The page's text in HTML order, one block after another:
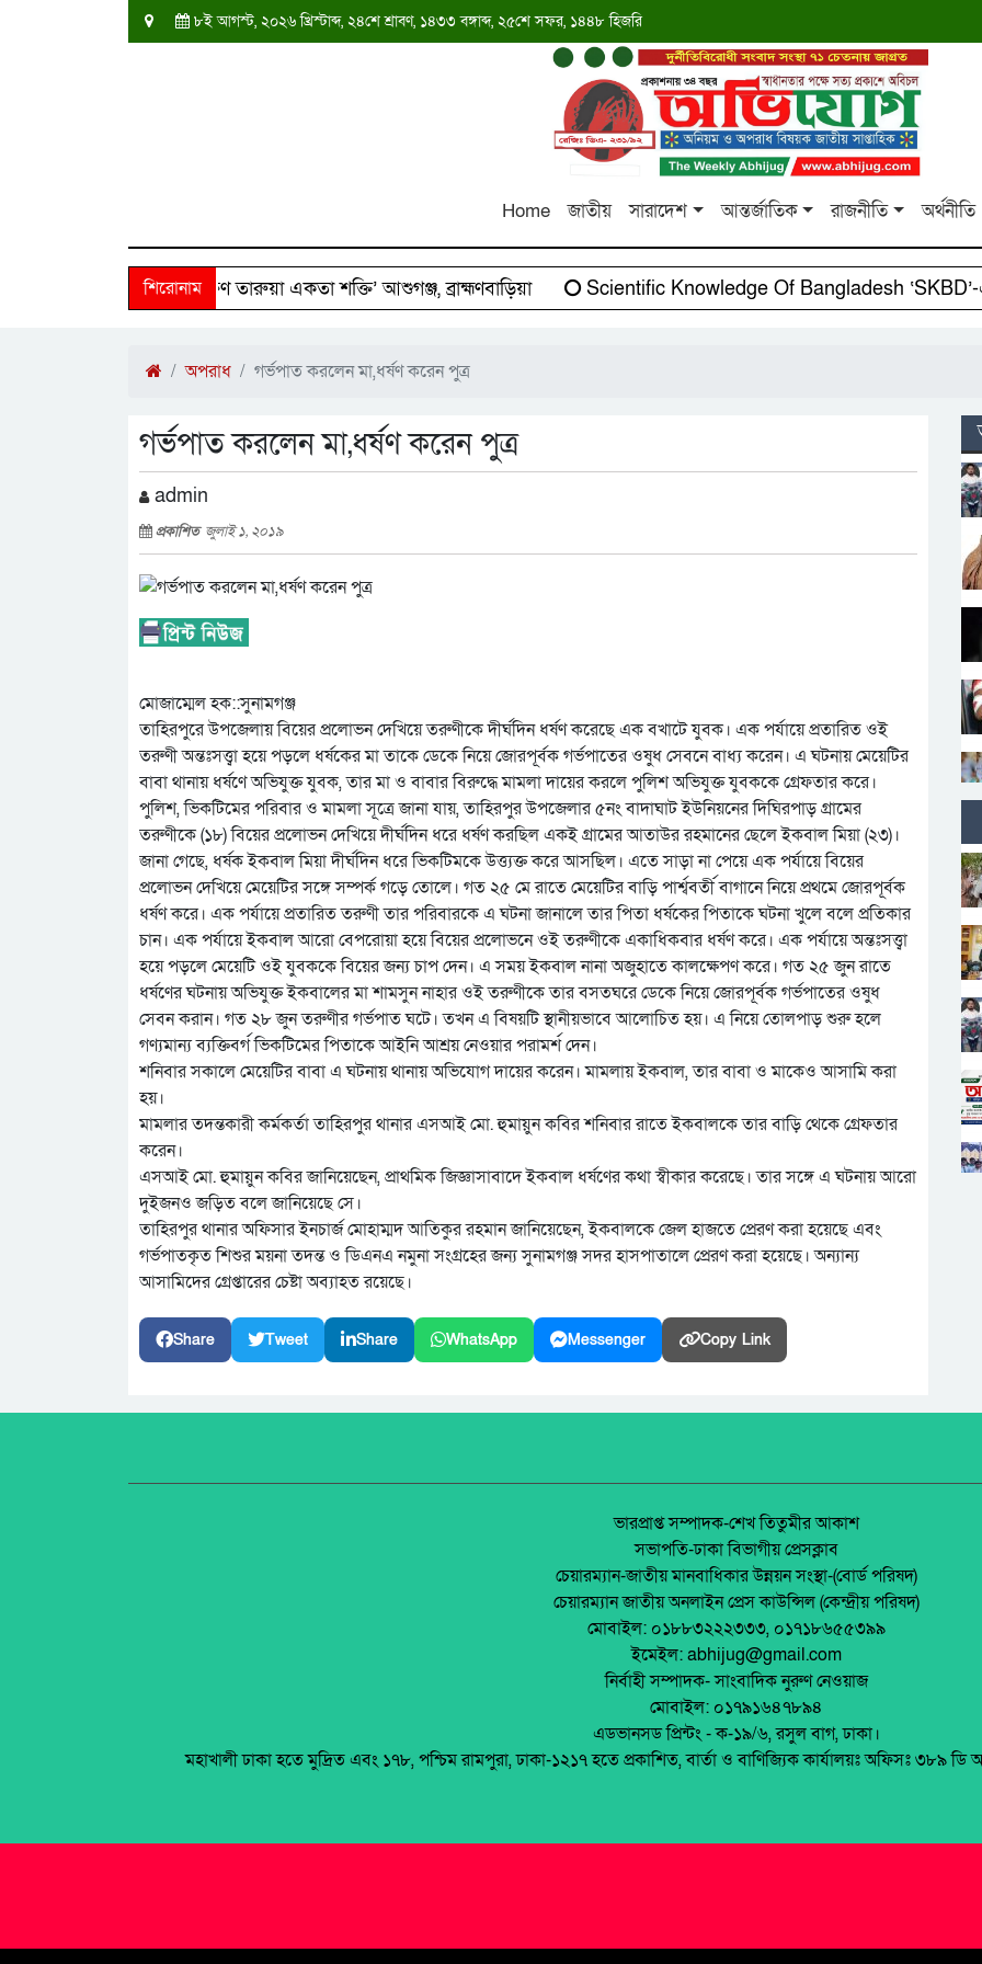
৮ই আগস্ট, ২০২৬ খ্রিস্টাব্দ, ২৪শে শ্রাবণ, ১৪৩৩ বঙ্গাব্দ, ২৫শে সফর, ১৪৪৮ হিজরি
Home জাতীয় সারাদেশ আন্তর্জাতিক রাজনীতি অর্থনীতি
শিরোনাম
পরিবারের পাশে ‘দক্ষিণ তারুয়া একতা শক্তি’ আশুগঞ্জ, ব্রাহ্মণবাড়িয়া Scientific Knowledge Of Bangladesh ‘SKBD’-এর
অপরাধ গর্ভপাত করলেন মা,ধর্ষণ করেন পুত্র
গর্ভপাত করলেন মা,ধর্ষণ করেন পুত্র
admin
প্রকাশিত জুলাই ১, ২০১৯
মোজাম্মেল হক::সুনামগঞ্জ
তাহিরপুরে উপজেলায় বিয়ের প্রলোভন দেখিয়ে তরুণীকে দীর্ঘদিন ধর্ষণ করেছে এক বখাটে যুবক। এক পর্যায়ে প্রতারিত ওই
তরুণী অন্তঃসত্ত্বা হয়ে পড়লে ধর্ষকের মা তাকে ডেকে নিয়ে জোরপূর্বক গর্ভপাতের ওষুধ সেবনে বাধ্য করেন। এ ঘটনায় মেয়েটির
বাবা থানায় ধর্ষণে অভিযুক্ত যুবক, তার মা ও বাবার বিরুদ্ধে মামলা দায়ের করলে পুলিশ অভিযুক্ত যুবককে গ্রেফতার করে।
পুলিশ, ভিকটিমের পরিবার ও মামলা সূত্রে জানা যায়, তাহিরপুর উপজেলার ৫নং বাদাঘাট ইউনিয়নের দিঘিরপাড় গ্রামের
তরুণীকে (১৮) বিয়ের প্রলোভন দেখিয়ে দীর্ঘদিন ধরে ধর্ষণ করছিল একই গ্রামের আতাউর রহমানের ছেলে ইকবাল মিয়া (২৩)।
জানা গেছে, ধর্ষক ইকবাল মিয়া দীর্ঘদিন ধরে ভিকটিমকে উত্ত্যক্ত করে আসছিল। এতে সাড়া না পেয়ে এক পর্যায়ে বিয়ের
প্রলোভন দেখিয়ে মেয়েটির সঙ্গে সম্পর্ক গড়ে তোলে। গত ২৫ মে রাতে মেয়েটির বাড়ি পার্শ্ববর্তী বাগানে নিয়ে প্রথমে জোরপূর্বক
ধর্ষণ করে। এক পর্যায়ে প্রতারিত তরুণী তার পরিবারকে এ ঘটনা জানালে তার পিতা ধর্ষকের পিতাকে ঘটনা খুলে বলে প্রতিকার
চান। এক পর্যায়ে ইকবাল আরো বেপরোয়া হয়ে বিয়ের প্রলোভনে ওই তরুণীকে একাধিকবার ধর্ষণ করে। এক পর্যায়ে অন্তঃসত্ত্বা
হয়ে পড়লে মেয়েটি ওই যুবককে বিয়ের জন্য চাপ দেন। এ সময় ইকবাল নানা অজুহাতে কালক্ষেপণ করে। গত ২৫ জুন রাতে
ধর্ষণের ঘটনায় অভিযুক্ত ইকবালের মা শামসুন নাহার ওই তরুণীকে তার বসতঘরে ডেকে নিয়ে জোরপূর্বক গর্ভপাতের ওষুধ
সেবন করান। গত ২৮ জুন তরুণীর গর্ভপাত ঘটে। তখন এ বিষয়টি স্থানীয়ভাবে আলোচিত হয়। এ নিয়ে তোলপাড় শুরু হলে
গণ্যমান্য ব্যক্তিবর্গ ভিকটিমের পিতাকে আইনি আশ্রয় নেওয়ার পরামর্শ দেন।
শনিবার সকালে মেয়েটির বাবা এ ঘটনায় থানায় অভিযোগ দায়ের করেন। মামলায় ইকবাল, তার বাবা ও মাকেও আসামি করা
হয়।
মামলার তদন্তকারী কর্মকর্তা তাহিরপুর থানার এসআই মো. হুমায়ুন কবির শনিবার রাতে ইকবালকে তার বাড়ি থেকে গ্রেফতার
করেন।
এসআই মো. হুমায়ুন কবির জানিয়েছেন, প্রাথমিক জিজ্ঞাসাবাদে ইকবাল ধর্ষণের কথা স্বীকার করেছে। তার সঙ্গে এ ঘটনায় আরো
দুইজনও জড়িত বলে জানিয়েছে সে।
তাহিরপুর থানার অফিসার ইনচার্জ মোহাম্মদ আতিকুর রহমান জানিয়েছেন, ইকবালকে জেল হাজতে প্রেরণ করা হয়েছে এবং
গর্ভপাতকৃত শিশুর ময়না তদন্ত ও ডিএনএ নমুনা সংগ্রহের জন্য সুনামগঞ্জ সদর হাসপাতালে প্রেরণ করা হয়েছে। অন্যান্য
আসামিদের গ্রেপ্তারের চেষ্টা অব্যাহত রয়েছে।
Share Tweet Share WhatsApp Messenger Copy Link
ভারপ্রাপ্ত সম্পাদক-শেখ তিতুমীর আকাশ
সভাপতি-ঢাকা বিভাগীয় প্রেসক্লাব
চেয়ারম্যান-জাতীয় মানবাধিকার উন্নয়ন সংস্থা-(বোর্ড পরিষদ)
চেয়ারম্যান জাতীয় অনলাইন প্রেস কাউন্সিল (কেন্দ্রীয় পরিষদ)
মোবাইল: ০১৮৮৩২২২৩৩৩, ০১৭১৮৬৫৫৩৯৯
ইমেইল: abhijug@gmail.com
নির্বাহী সম্পাদক- সাংবাদিক নুরুণ নেওয়াজ
মোবাইল: ০১৭৯১৬৪৭৮৯৪
এডভানসড প্রিন্টং - ক-১৯/৬, রসুল বাগ, ঢাকা।
মহাখালী ঢাকা হতে মুদ্রিত এবং ১৭৮, পশ্চিম রামপুরা, ঢাকা-১২১৭ হতে প্রকাশিত, বার্তা ও বাণিজ্যিক কার্যালয়ঃ অফিসঃ ৩৮৯